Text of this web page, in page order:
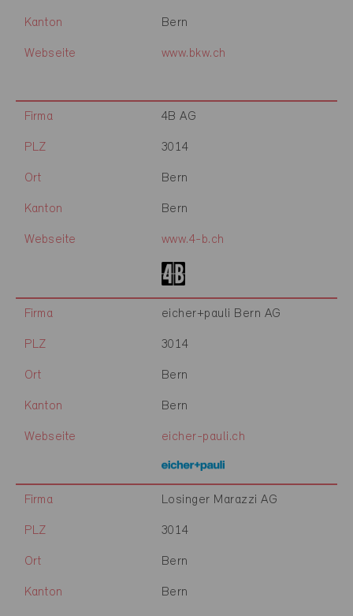
Kanton Bern
Webseite www.bkw.ch
Firma 4B AG
PLZ 3014
Ort Bern
Kanton Bern
Webseite www.4-b.ch
Firma eicher+pauli Bern AG
PLZ 3014
Ort Bern
Kanton Bern
Webseite eicher-pauli.ch
Firma Losinger Marazzi AG
PLZ 3014
Ort Bern
Kanton Bern